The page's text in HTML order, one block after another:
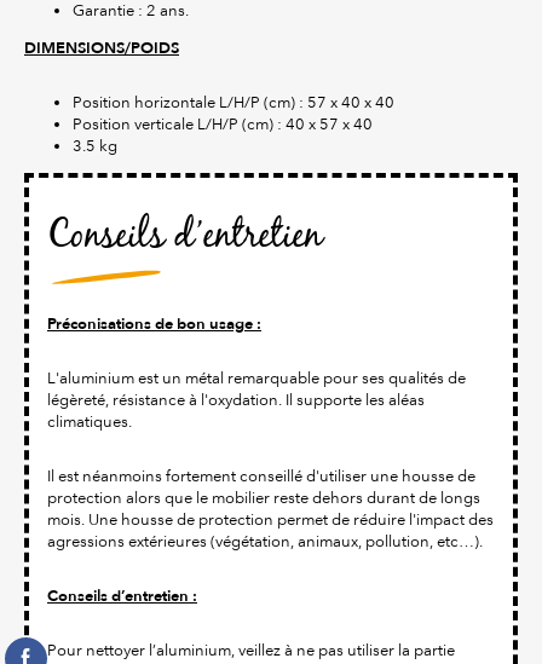
Garantie : 2 ans.
DIMENSIONS/POIDS
Position horizontale L/H/P (cm) : 57 x 40 x 40
Position verticale L/H/P (cm) : 40 x 57 x 40
3.5 kg
Conseils d’entretien
Préconisations de bon usage :
L'aluminium est un métal remarquable pour ses qualités de
légèreté, résistance à l'oxydation. Il supporte les aléas
climatiques.
Il est néanmoins fortement conseillé d'utiliser une housse de
protection alors que le mobilier reste dehors durant de longs
mois. Une housse de protection permet de réduire l'impact des
agressions extérieures (végétation, animaux, pollution, etc…).
Conseils d’entretien :
Pour nettoyer l’aluminium, veillez à ne pas utiliser la partie